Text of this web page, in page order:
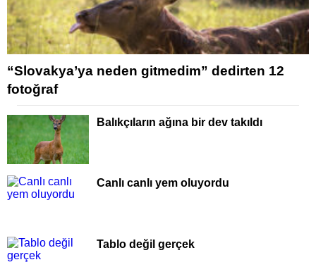
“Slovakya’ya neden gitmedim” dedirten 12
fotoğraf
Balıkçıların ağına bir dev takıldı
Canlı canlı yem oluyordu
Tablo değil gerçek